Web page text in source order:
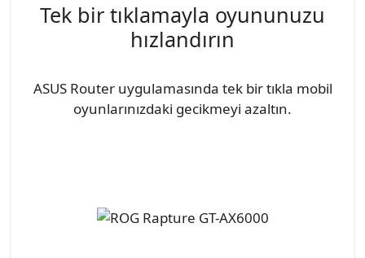
Tek bir tıklamayla oyununuzu
hızlandırın
ASUS Router uygulamasında tek bir tıkla mobil
oyunlarınızdaki gecikmeyi azaltın.